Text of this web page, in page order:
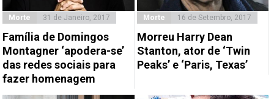
Morte 31 de Janeiro, 2017
Família de Domingos
Montagner ‘apodera-se’
das redes sociais para
fazer homenagem
Morte 16 de Setembro, 2017
Morreu Harry Dean
Stanton, ator de ‘Twin
Peaks’ e ‘Paris, Texas’